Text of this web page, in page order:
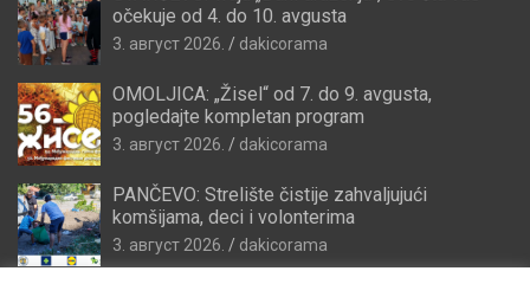
očekuje od 4. do 10. avgusta
3. август 2026. dakicorama
OMOLJICA: „Žisel“ od 7. do 9. avgusta,
pogledajte kompletan program
3. август 2026. dakicorama
PANČEVO: Strelište čistije zahvaljujući
komšijama, deci i volonterima
3. август 2026. dakicorama